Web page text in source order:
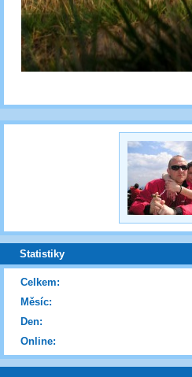
Statistiky
Online:
Celkem:
Měsíc:
Den: